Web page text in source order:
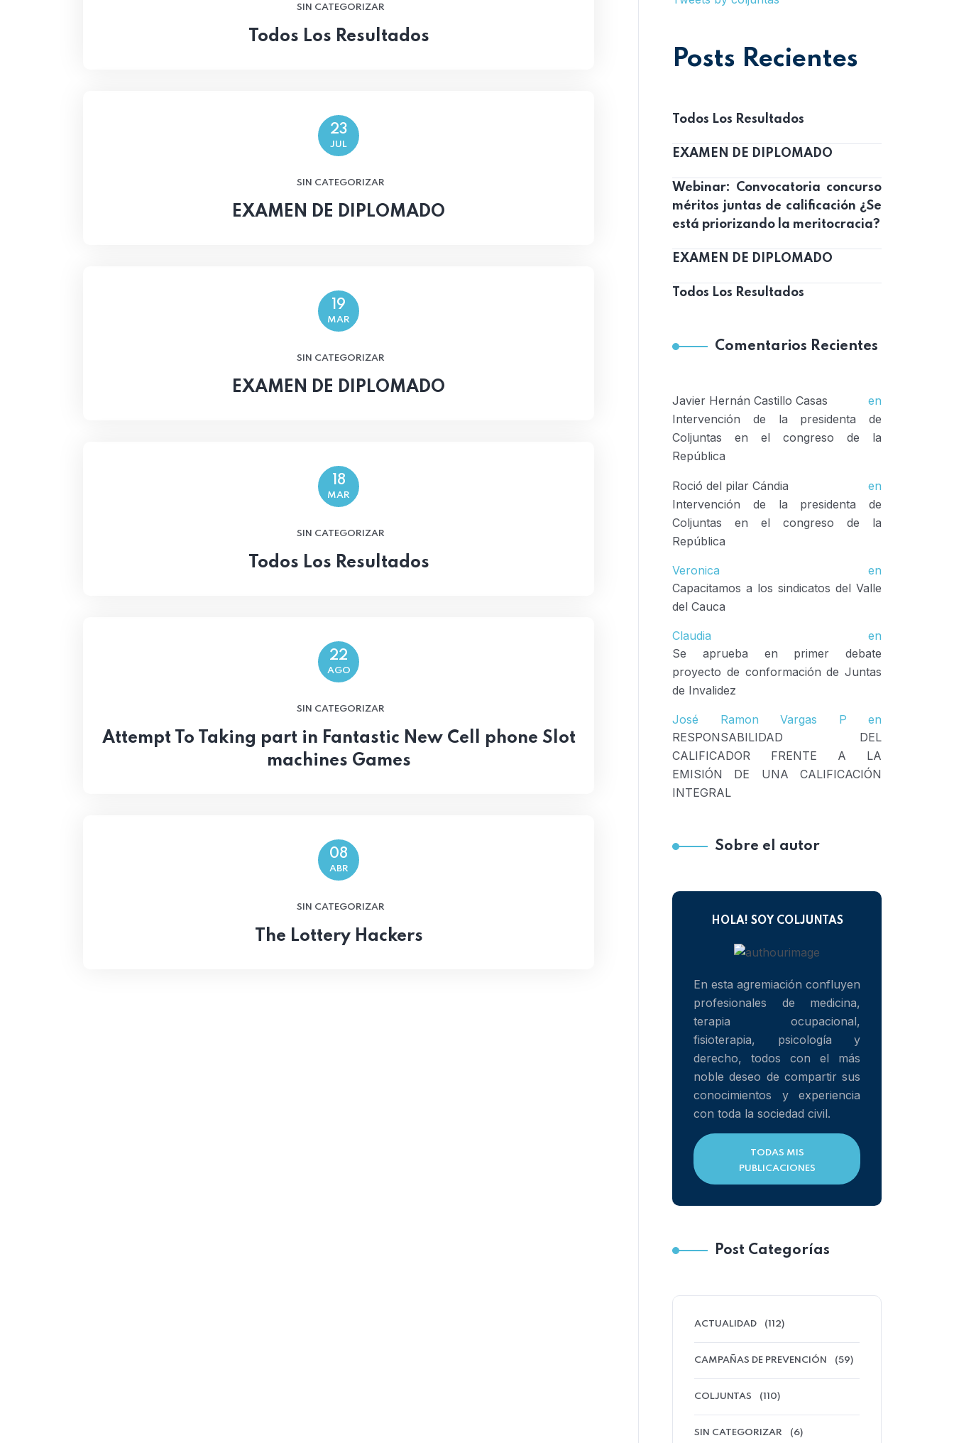
SIN CATEGORIZAR
Todos Los Resultados
23
JUL
SIN CATEGORIZAR
EXAMEN DE DIPLOMADO
19
MAR
SIN CATEGORIZAR
EXAMEN DE DIPLOMADO
18
MAR
SIN CATEGORIZAR
Todos Los Resultados
22
AGO
SIN CATEGORIZAR
Attempt To Taking part in Fantastic New Cell phone Slot
machines Games
08
ABR
SIN CATEGORIZAR
The Lottery Hackers
Posts Recientes
Todos Los Resultados
EXAMEN DE DIPLOMADO
Webinar: Convocatoria concurso
méritos juntas de calificación ¿Se
está priorizando la meritocracia?
EXAMEN DE DIPLOMADO
Todos Los Resultados
Comentarios Recientes
Javier Hernán Castillo Casas en
Intervención de la presidenta de
Coljuntas en el congreso de la
República
Roció del pilar Cándia en
Intervención de la presidenta de
Coljuntas en el congreso de la
República
Veronica en
Capacitamos a los sindicatos del Valle
del Cauca
Claudia en
Se aprueba en primer debate
proyecto de conformación de Juntas
de Invalidez
José Ramon Vargas P en
RESPONSABILIDAD DEL
CALIFICADOR FRENTE A LA
EMISIÓN DE UNA CALIFICACIÓN
INTEGRAL
Sobre el autor
HOLA! SOY COLJUNTAS
En esta agremiación confluyen
profesionales de medicina,
terapia ocupacional,
fisioterapia, psicología y
derecho, todos con el más
noble deseo de compartir sus
conocimientos y experiencia
con toda la sociedad civil.
TODAS MIS
PUBLICACIONES
Post Categorías
ACTUALIDAD (112)
CAMPAÑAS DE PREVENCIÓN (59)
COLJUNTAS (110)
SIN CATEGORIZAR (6)